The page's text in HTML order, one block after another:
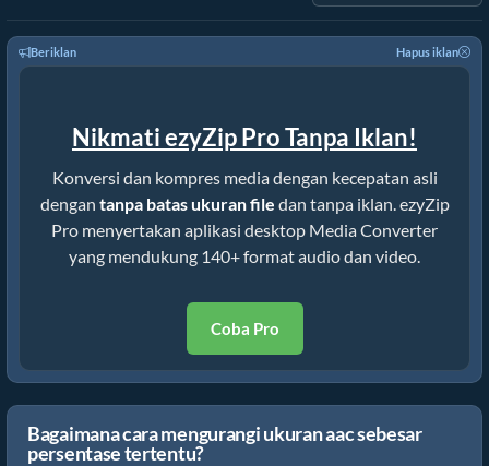
Beriklan Hapus iklan
Nikmati ezyZip Pro Tanpa Iklan!
Konversi dan kompres media dengan kecepatan asli
dengan tanpa batas ukuran file dan tanpa iklan. ezyZip
Pro menyertakan aplikasi desktop Media Converter
yang mendukung 140+ format audio dan video.
Coba Pro
Bagaimana cara mengurangi ukuran aac sebesar
persentase tertentu?